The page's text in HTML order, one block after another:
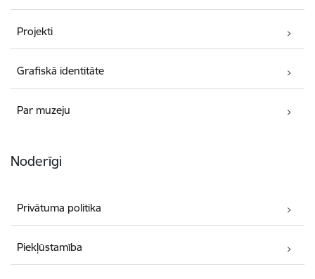
Projekti
Grafiskā identitāte
Par muzeju
Noderīgi
Privātuma politika
Piekļūstamība